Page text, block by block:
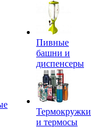
Пивные
башни и
диспенсеры
Термокружки
и термосы